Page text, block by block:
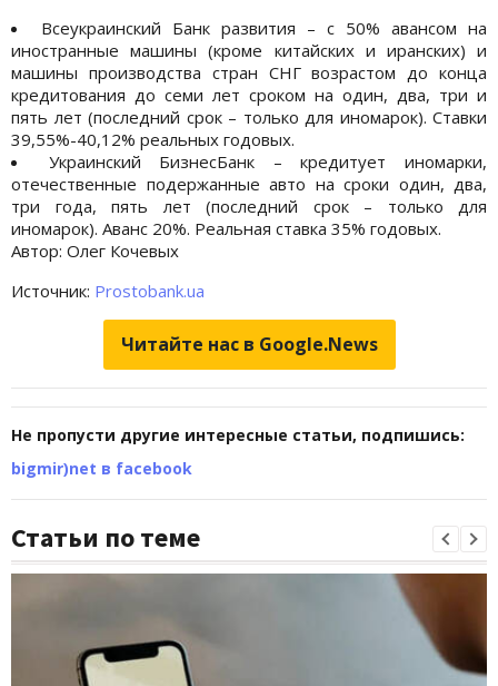
Всеукраинский Банк развития – с 50% авансом на
иностранные машины (кроме китайских и иранских) и
машины производства стран СНГ возрастом до конца
кредитования до семи лет сроком на один, два, три и
пять лет (последний срок – только для иномарок). Ставки
39,55%-40,12% реальных годовых.
Украинский БизнесБанк – кредитует иномарки,
отечественные подержанные авто на сроки один, два,
три года, пять лет (последний срок – только для
иномарок). Аванс 20%. Реальная ставка 35% годовых.
Автор: Олег Кочевых
Источник: Prostobank.ua
Читайте нас в Google.News
Не пропусти другие интересные статьи, подпишись:
bigmir)net в facebook
Статьи по теме